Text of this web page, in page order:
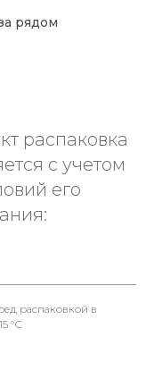
рядом
распаковка
с учетом
его
распаковкой в
°С